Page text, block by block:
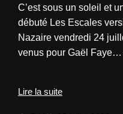
C’est sous un soleil et
débuté Les Escales
Nazaire vendredi 24
venus pour Gaël Faye…
Lire la suite